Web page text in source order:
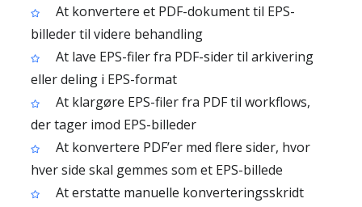
At konvertere et PDF-dokument til EPS-
billeder til videre behandling
At lave EPS-filer fra PDF-sider til arkivering
eller deling i EPS-format
At klargøre EPS-filer fra PDF til workflows,
der tager imod EPS-billeder
At konvertere PDF’er med flere sider, hvor
hver side skal gemmes som et EPS-billede
At erstatte manuelle konverteringsskridt